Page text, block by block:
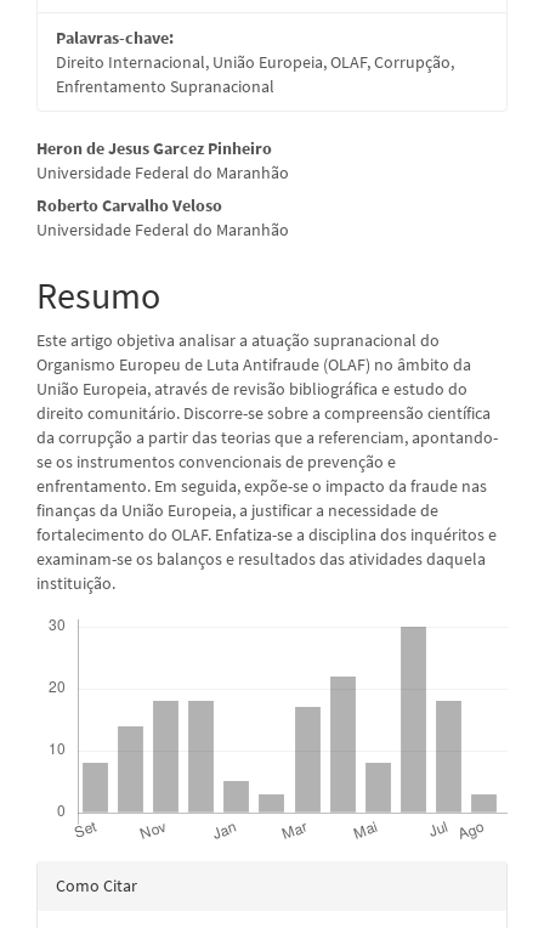
Palavras-chave:
Direito Internacional, União Europeia, OLAF, Corrupção,
Enfrentamento Supranacional
Conteúdo
do
artigo
principal
Heron de Jesus Garcez Pinheiro
Universidade Federal do Maranhão
Roberto Carvalho Veloso
Universidade Federal do Maranhão
Resumo
Este artigo objetiva analisar a atuação supranacional do
Organismo Europeu de Luta Antifraude (OLAF) no âmbito da
União Europeia, através de revisão bibliográfica e estudo do
direito comunitário. Discorre-se sobre a compreensão científica
da corrupção a partir das teorias que a referenciam, apontando-
se os instrumentos convencionais de prevenção e
enfrentamento. Em seguida, expõe-se o impacto da fraude nas
finanças da União Europeia, a justificar a necessidade de
fortalecimento do OLAF. Enfatiza-se a disciplina dos inquéritos e
examinam-se os balanços e resultados das atividades daquela
instituição.
Detalhes
Como Citar